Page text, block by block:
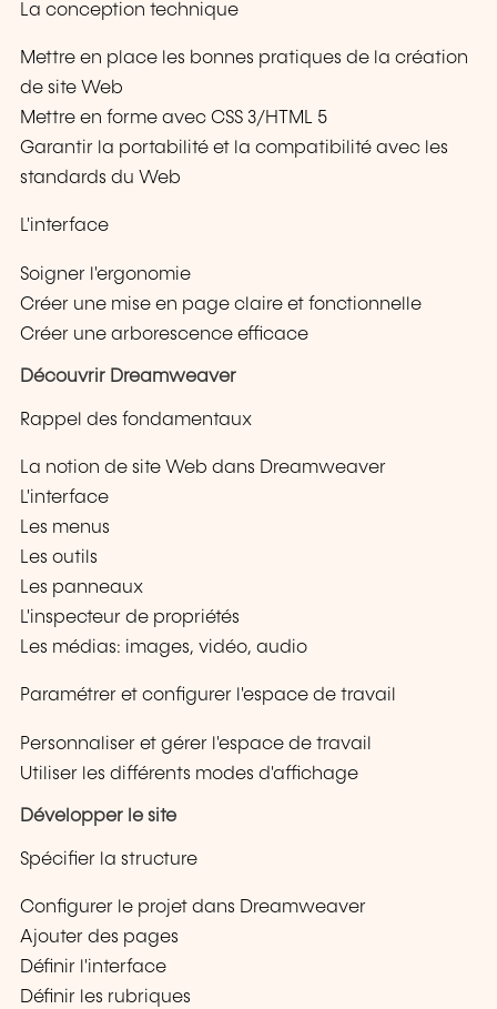
La conception technique
Mettre en place les bonnes pratiques de la création
de site Web
Mettre en forme avec CSS 3/HTML 5
Garantir la portabilité et la compatibilité avec les
standards du Web
L'interface
Soigner l'ergonomie
Créer une mise en page claire et fonctionnelle
Créer une arborescence efficace
Découvrir Dreamweaver
Rappel des fondamentaux
La notion de site Web dans Dreamweaver
L'interface
Les menus
Les outils
Les panneaux
L'inspecteur de propriétés
Les médias: images, vidéo, audio
Paramétrer et configurer l'espace de travail
Personnaliser et gérer l'espace de travail
Utiliser les différents modes d'affichage
Développer le site
Spécifier la structure
Configurer le projet dans Dreamweaver
Ajouter des pages
Définir l'interface
Définir les rubriques